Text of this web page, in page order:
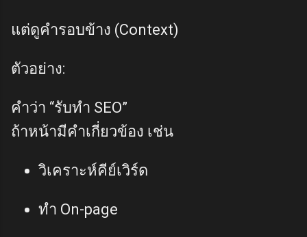
แต่ดูคำรอบข้าง (Context)
ตัวอย่าง:
คำว่า “รับทำ SEO”
ถ้าหน้ามีคำเกี่ยวข้อง เช่น
วิเคราะห์คีย์เวิร์ด
ทำ On-page